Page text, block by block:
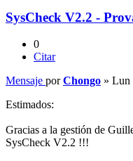
SysCheck V2.2 -
0
Citar
Mensaje porChongo » Lun
Estimados:
Gracias a la gestión de
SysCheck V2.2 !!!